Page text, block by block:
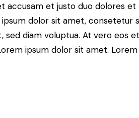
accusam et justo duo dolores
dolor sit amet, consetetur
sed diam voluptua. At vero eos
ipsum dolor sit amet.